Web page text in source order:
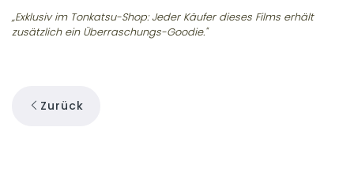
„Exklusiv im Tonkatsu-Shop: Jeder Käufer dieses Films erhält
zusätzlich ein Überraschungs-Goodie."
Zurück